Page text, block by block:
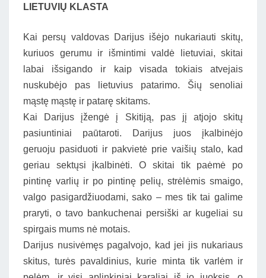
LIETUVIŲ KLASTA
Kai persų valdovas Darijus išėjo nukariauti skitų,
kuriuos gerumu ir išmintimi valdė lietuviai, skitai
labai išsigando ir kaip visada tokiais atvejais
nuskubėjo pas lietuvius patarimo. Šių senoliai
mąstę mąstę ir patarę skitams.
Kai Darijus įžengė į Skitiją, pas jį atjojo skitų
pasiuntiniai paūtaroti. Darijus juos įkalbinėjo
geruoju pasiduoti ir pakvietė prie vaišių stalo, kad
geriau sektųsi įkalbinėti. O skitai tik paėmė po
pintinę varlių ir po pintinę pelių, strėlėmis smaigo,
valgo pasigardžiuodami, sako – mes tik tai galime
praryti, o tavo bankuchenai persiški ar kugeliai su
spirgais mums nė motais.
Darijus nusivėmęs pagalvojo, kad jei jis nukariaus
skitus, turės pavaldinius, kurie minta tik varlėm ir